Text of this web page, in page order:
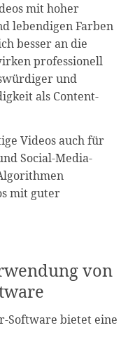
mit hoher
lebendigen Farben
besser an die
professionell
und
als Content-
Videos auch für
Social-Media-
mit guter
von
Software bietet eine